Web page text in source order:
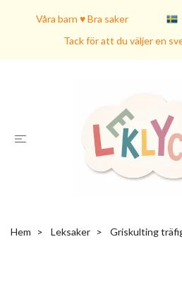
Våra barn ♥ Bra saker
Tack för att du väljer en
Hem Leksaker Griskulting